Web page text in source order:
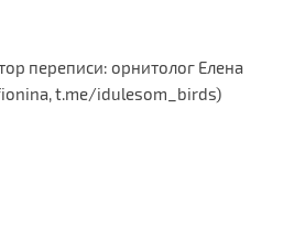
переписи: орнитолог Елена
t.me/idulesom_birds)